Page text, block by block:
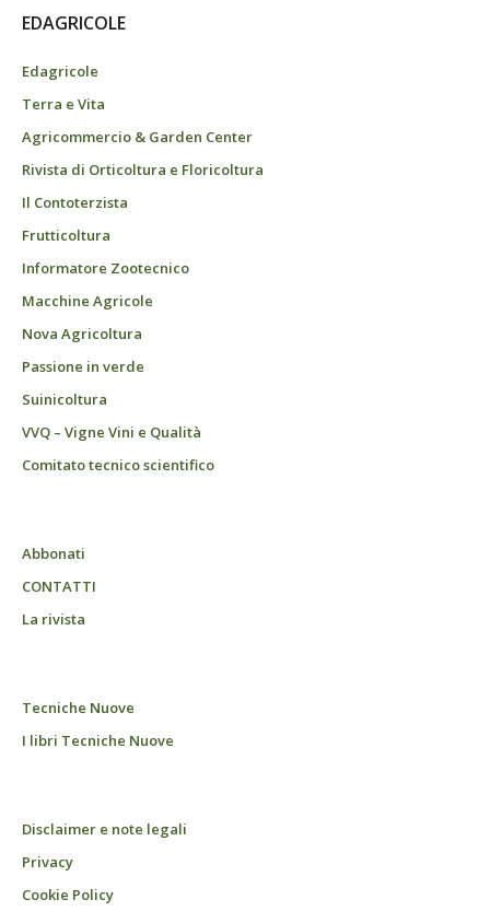
EDAGRICOLE
Edagricole
Terra e Vita
Agricommercio & Garden Center
Rivista di Orticoltura e Floricoltura
Il Contoterzista
Frutticoltura
Informatore Zootecnico
Macchine Agricole
Nova Agricoltura
Passione in verde
Suinicoltura
VVQ – Vigne Vini e Qualità
Comitato tecnico scientifico
Abbonati
CONTATTI
La rivista
Tecniche Nuove
I libri Tecniche Nuove
Disclaimer e note legali
Privacy
Cookie Policy